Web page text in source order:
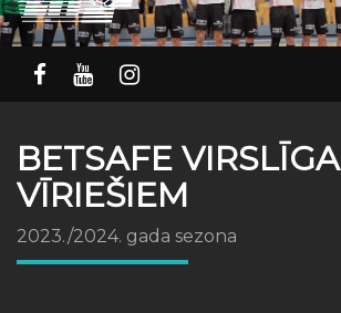
BETSAFE VIRSLĪGA
VĪRIEŠIEM
2023./2024. gada sezona